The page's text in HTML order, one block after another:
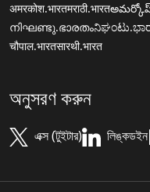
अमरकोश.भारतमराठी.भारत
നിഘണ്ടു.ഭാരതം
चौपाल.भारतसारथी.भारत
অনুসরণ করুন
এক্স (টুইটার) লিঙ্কডইন